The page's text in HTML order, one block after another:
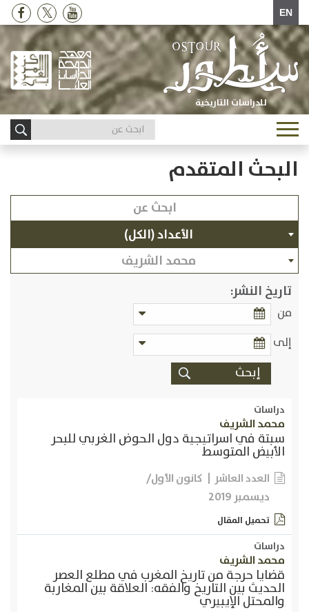
EN
للدراسات التاريخية
Toggle
navigation
البحث المتقدم
الأعداد (الكل)
محمد الشريف
تاريخ النشر:
من
إلى
دراسات
محمد الشريف
سبتة في اسراتيجية دول الحوض الغربي للبحر
الأبيض المتوسط
العدد العاشر
كانون الأول/
ديسمبر 2019
تحميل المقال
دراسات
محمد الشريف
قضايا حرجة من تاريخ المغرب في مطلع العصر
الحديث بين التاريخ والفقه: العلاقة بين المغاربة
والمحتل الإيبيري